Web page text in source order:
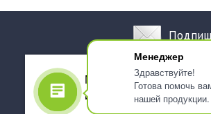
Менеджер
Здравствуйте!
Готова помочь
нашей продукции.
Мы используем файлы
использованием